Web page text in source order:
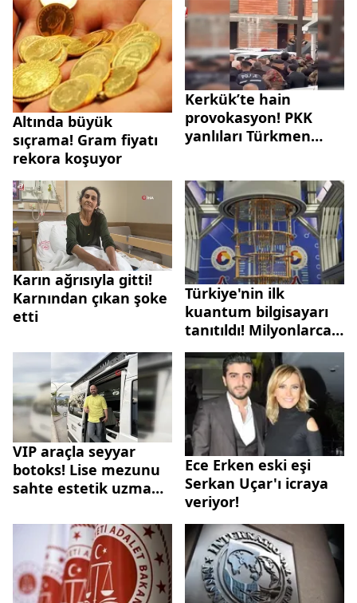
Altında büyük
sıçrama! Gram fiyatı
rekora koşuyor
Kerkük’te hain
provokasyon! PKK
yanlıları Türkmen
Karın ağrısıyla gitti!
Karnından çıkan şoke
etti
Türkiye'nin ilk
kuantum bilgisayarı
tanıtıldı! Milyonlarca
kat daha hızlı işlem
yapıyor
VIP araçla seyyar
botoks! Lise mezunu
sahte estetik uzmanı
Ece Erken eski eşi
Serkan Uçar'ı icraya
veriyor!